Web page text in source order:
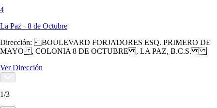
4
La Paz - 8 de Octubre
Dirección: BOULEVARD FORJADORES ESQ. PRIMERO DE
MAYO , COLONIA 8 DE OCTUBRE , LA PAZ, B.C.S.
Ver Dirección
1/3